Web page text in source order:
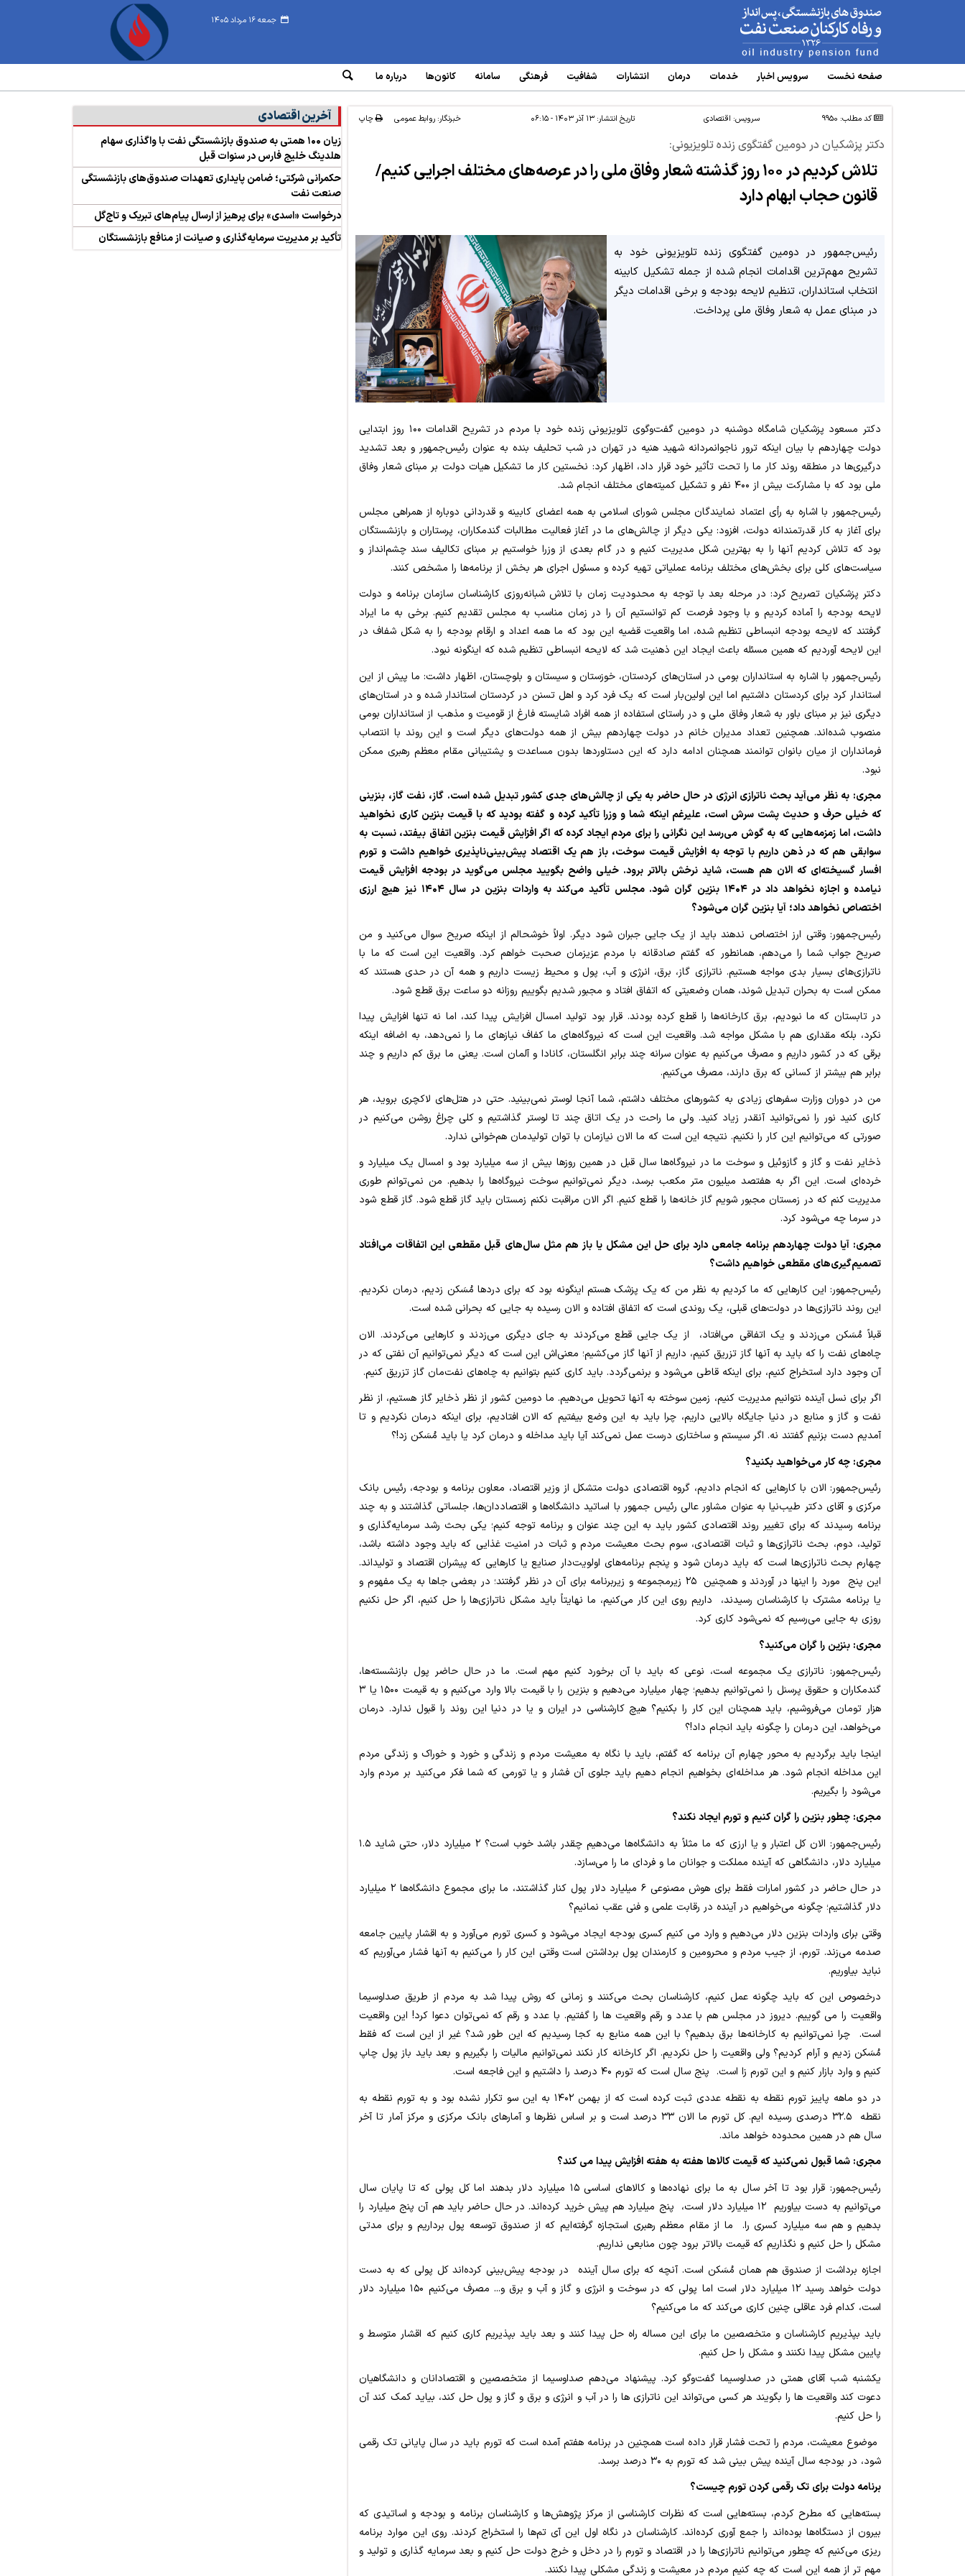
جمعه ۱۶ مرداد ۱۴۰۵ www.oipf.ir
صفحه نخست سرویس‌ اخبار خدمات درمان انتشارات شفافیت فرهنگی سامانه‌ کانون‌ها درباره ما
کد مطلب: 9950 سرویس: اقتصادی تاریخ انتشار:۱۳ آذر ۱۴۰۳ - ۰۶:۱۵ خبرنگار: روابط عمومی چاپ
دکتر پزشکیان در دومین گفتگوی زنده تلویزیونی:
تلاش کردیم در ۱۰۰ روز گذشته شعار وفاق ملی را در عرصه‌های مختلف اجرایی کنیم/
قانون حجاب ابهام دارد
رئیس‌جمهور در دومین گفتگوی زنده تلویزیونی خود به
تشریح مهم‌ترین اقدامات انجام شده از جمله تشکیل کابینه
انتخاب استانداران، تنظیم لایحه بودجه و برخی اقدامات دیگر
در مبنای عمل به شعار وفاق ملی پرداخت.
دکتر مسعود پزشکیان شامگاه دوشنبه در دومین گفت‌وگوی تلویزیونی زنده خود با مردم در تشریح اقدامات ۱۰۰ روز ابتدایی
دولت چهاردهم با بیان اینکه ترور ناجوانمردانه شهید هنیه در تهران در شب تحلیف بنده به عنوان رئیس‌جمهور و بعد تشدید
درگیری‌ها در منطقه روند کار ما را تحت تأثیر خود قرار داد، اظهار کرد: نخستین کار ما تشکیل هیات دولت بر مبنای شعار وفاق
ملی بود که با مشارکت بیش از ۴۰۰ نفر و تشکیل کمیته‌های مختلف انجام شد.
رئیس‌جمهور با اشاره به رأی اعتماد نمایندگان مجلس شورای اسلامی به همه اعضای کابینه و قدردانی دوباره از همراهی مجلس
برای آغاز به کار قدرتمندانه دولت، افزود: یکی دیگر از چالش‌های ما در آغاز فعالیت مطالبات گندمکاران، پرستاران و بازنشستگان
بود که تلاش کردیم آنها را به بهترین شکل مدیریت کنیم و در گام بعدی از وزرا خواستیم بر مبنای تکالیف سند چشم‌انداز و
سیاست‌های کلی برای بخش‌های مختلف برنامه عملیاتی تهیه کرده و مسئول اجرای هر بخش از برنامه‌ها را مشخص کنند.
دکتر پزشکیان تصریح کرد: در مرحله بعد با توجه به محدودیت زمان با تلاش شبانه‌روزی کارشناسان سازمان برنامه و دولت
لایحه بودجه را آماده کردیم و با وجود فرصت کم توانستیم آن را در زمان مناسب به مجلس تقدیم کنیم. برخی به ما ایراد
گرفتند که لایحه بودجه انبساطی تنظیم شده، اما واقعیت قضیه این بود که ما همه اعداد و ارقام بودجه را به شکل شفاف در
این لایحه آوردیم که همین مسئله باعث ایجاد این ذهنیت شد که لایحه انبساطی تنظیم شده که اینگونه نبود.
رئیس‌جمهور با اشاره به استانداران بومی در استان‌های کردستان، خوزستان و سیستان و بلوچستان، اظهار داشت: ما پیش از این
استاندار کرد برای کردستان داشتیم اما این اولین‌بار است که یک فرد کرد و اهل تسنن در کردستان استاندار شده و در استان‌های
دیگری نیز بر مبنای باور به شعار وفاق ملی و در راستای استفاده از همه افراد شایسته فارغ از قومیت و مذهب از استانداران بومی
منصوب شده‌اند. همچنین تعداد مدیران خانم در دولت چهاردهم بیش از همه دولت‌های دیگر است و این روند با انتصاب
فرمانداران از میان بانوان توانمند همچنان ادامه دارد که این دستاوردها بدون مساعدت و پشتیبانی مقام معظم رهبری ممکن
نبود.
مجری: به نظر می‌آید بحث ناترازی انرژی در حال حاضر به یکی از چالش‌های جدی کشور تبدیل شده است. گاز، نفت گاز، بنزینی
که خیلی حرف و حدیث پشت سرش است، علیرغم اینکه شما و وزرا تأکید کرده و گفته بودید که با قیمت بنزین کاری نخواهید
داشت، اما زمزمه‌هایی که به گوش می‌رسد این نگرانی را برای مردم ایجاد کرده که اگر افزایش قیمت بنزین اتفاق بیفتد، نسبت به
سوابقی هم که در ذهن داریم با توجه به افزایش قیمت سوخت، باز هم یک اقتصاد پیش‌بینی‌ناپذیری خواهیم داشت و تورم
افسار گسیخته‌ای که الان هم هست، شاید نرخش بالاتر برود. خیلی واضح بگویید مجلس می‌گوید در بودجه افزایش قیمت
نیامده و اجازه نخواهد داد در ۱۴۰۴ بنزین گران شود. مجلس تأکید می‌کند به واردات بنزین در سال ۱۴۰۴ نیز هیچ ارزی
اختصاص نخواهد داد؛ آیا بنزین گران می‌شود؟
رئیس‌جمهور: وقتی ارز اختصاص ندهند باید از یک جایی جبران شود دیگر. اولاً خوشحالم از اینکه صریح سوال می‌کنید و من
صریح جواب شما را می‌دهم، همانطور که گفتم صادقانه با مردم عزیزمان صحبت خواهم کرد. واقعیت این است که ما با
ناترازی‌های بسیار بدی مواجه هستیم. ناترازی گاز، برق، انرژی و آب، پول و محیط زیست داریم و همه آن در حدی هستند که
ممکن است به بحران تبدیل شوند، همان وضعیتی که اتفاق افتاد و مجبور شدیم بگوییم روزانه دو ساعت برق قطع شود.
در تابستان که ما نبودیم، برق کارخانه‌ها را قطع کرده بودند. قرار بود تولید امسال افزایش پیدا کند، اما نه تنها افزایش پیدا
نکرد، بلکه مقداری هم با مشکل مواجه شد. واقعیت این است که نیروگاه‌های ما کفاف نیازهای ما را نمی‌دهد، به اضافه اینکه
برقی که در کشور داریم و مصرف می‌کنیم به عنوان سرانه چند برابر انگلستان، کانادا و آلمان است. یعنی ما برق کم داریم و چند
برابر هم بیشتر از کسانی که برق دارند، مصرف می‌کنیم.
من در دوران وزارت سفرهای زیادی به کشورهای مختلف داشتم، شما آنجا لوستر نمی‌بینید. حتی در هتل‌های لاکچری بروید، هر
کاری کنید نور را نمی‌توانید آنقدر زیاد کنید. ولی ما راحت در یک اتاق چند تا لوستر گذاشتیم و کلی چراغ روشن می‌کنیم در
صورتی که می‌توانیم این کار را نکنیم. نتیجه این است که ما الان نیازمان با توان تولیدمان هم‌خوانی ندارد.
ذخایر نفت و گاز و گازوئیل و سوخت ما در نیروگاه‌ها سال قبل در همین روزها بیش از سه میلیارد بود و امسال یک میلیارد و
خرده‌ای است. این اگر به هفتصد میلیون متر مکعب برسد، دیگر نمی‌توانیم سوخت نیروگاه‌ها را بدهیم. من نمی‌توانم طوری
مدیریت کنم که در زمستان مجبور شویم گاز خانه‌ها را قطع کنیم. اگر الان مراقبت نکنم زمستان باید گاز قطع شود. گاز قطع شود
در سرما چه می‌شود کرد.
مجری: آیا دولت چهاردهم برنامه جامعی دارد برای حل این مشکل یا باز هم مثل سال‌های قبل مقطعی این اتفاقات می‌افتاد
تصمیم‌گیری‌های مقطعی خواهیم داشت؟
رئیس‌جمهور: این کارهایی که ما کردیم به نظر من که یک پزشک هستم اینگونه بود که برای دردها مُسَکن زدیم، درمان نکردیم.
این روند ناترازی‌ها در دولت‌های قبلی، یک روندی است که اتفاق افتاده و الان رسیده به جایی که بحرانی شده است.
قبلاً مُسَکن می‌زدند و یک اتفاقی می‌افتاد، از یک جایی قطع می‌کردند به جای دیگری می‌زدند و کارهایی می‌کردند. الان
چاه‌های نفت را که باید به آنها گاز تزریق کنیم، داریم از آنها گاز می‌کشیم؛ معنی‌اش این است که دیگر نمی‌توانیم آن نفتی که در
آن وجود دارد استخراج کنیم، برای اینکه قاطی می‌شود و برنمی‌گردد. باید کاری کنیم بتوانیم به چاه‌های نفت‌مان گاز تزریق کنیم.
اگر برای نسل آینده نتوانیم مدیریت کنیم، زمین سوخته به آنها تحویل می‌دهیم. ما دومین کشور از نظر ذخایر گاز هستیم، از نظر
نفت و گاز و منابع در دنیا جایگاه بالایی داریم، چرا باید به این وضع بیفتیم که الان افتادیم، برای اینکه درمان نکردیم و تا
آمدیم دست بزنیم گفتند نه. اگر سیستم و ساختاری درست عمل نمی‌کند آیا باید مداخله و درمان کرد یا باید مُسَکن زد!؟
مجری: چه کار می‌خواهید بکنید؟
رئیس‌جمهور: الان با کارهایی که انجام دادیم، گروه اقتصادی دولت متشکل از وزیر اقتصاد، معاون برنامه و بودجه، رئیس بانک
مرکزی و آقای دکتر طیب‌نیا به عنوان مشاور عالی رئیس جمهور با اساتید دانشگاه‌ها و اقتصاددان‌ها، جلساتی گذاشتند و به چند
برنامه رسیدند که برای تغییر روند اقتصادی کشور باید به این چند عنوان و برنامه توجه کنیم؛ یکی بحث رشد سرمایه‌گذاری و
تولید، دوم، بحث ناترازی‌ها و ثبات اقتصادی، سوم بحث معیشت مردم و ثبات در امنیت غذایی که باید وجود داشته باشد،
چهارم بحث ناترازی‌ها است که باید درمان شود و پنجم برنامه‌های اولویت‌دار صنایع یا کارهایی که پیشران اقتصاد و تولیداند.
این پنج مورد را اینها در آوردند و همچنین ۲۵ زیرمجموعه و زیربرنامه برای آن در نظر گرفتند؛ در بعضی جاها به یک مفهوم و
یا برنامه مشترک با کارشناسان رسیدند، داریم روی این کار می‌کنیم، ما نهایتاً باید مشکل ناترازی‌ها را حل کنیم، اگر حل نکنیم
روزی به جایی می‌رسیم که نمی‌شود کاری کرد.
مجری: بنزین را گران می‌کنید؟
رئیس‌جمهور: ناترازی یک مجموعه است، نوعی که باید با آن برخورد کنیم مهم است. ما در حال حاضر پول بازنشسته‌ها،
گندمکاران و حقوق پرسنل را نمی‌توانیم بدهیم؛ چهار میلیارد می‌دهیم و بنزین را با قیمت بالا وارد می‌کنیم و به قیمت ۱۵۰۰ یا ۳
هزار تومان می‌فروشیم، باید همچنان این کار را بکنیم؟ هیچ کارشناسی در ایران و یا در دنیا این روند را قبول ندارد. درمان
می‌خواهد، این درمان را چگونه باید انجام داد!؟
اینجا باید برگردیم به محور چهارم آن برنامه که گفتم، باید با نگاه به معیشت مردم و زندگی و خورد و خوراک و زندگی مردم
این مداخله انجام شود. هر مداخله‌ای بخواهیم انجام دهیم باید جلوی آن فشار و یا تورمی که شما فکر می‌کنید بر مردم وارد
می‌شود را بگیریم.
مجری: چطور بنزین را گران کنیم و تورم ایجاد نکند؟
رئیس‌جمهور: الان کل اعتبار و یا ارزی که ما مثلاً به دانشگاه‌ها می‌دهیم چقدر باشد خوب است؟ ۲ میلیارد دلار، حتی شاید ۱.۵
میلیارد دلار، دانشگاهی که آینده مملکت و جوانان ما و فردای ما را می‌سازد.
در حال حاضر در کشور امارات فقط برای هوش مصنوعی ۶ میلیارد دلار پول کنار گذاشتند، ما برای مجموع دانشگاه‌ها ۲ میلیارد
دلار گذاشتیم؛ چگونه می‌خواهیم در آینده در رقابت علمی و فنی عقب نمانیم؟
وقتی برای واردات بنزین دلار می‌دهیم و وارد می کنیم کسری بودجه ایجاد می‌شود و کسری تورم می‌آورد و به اقشار پایین جامعه
صدمه می‌زند. تورم، از جیب مردم و محرومین و کارمندان پول برداشتن است وقتی این کار را می‌کنیم به آنها فشار می‌آوریم که
نباید بیاوریم.
درخصوص این که باید چگونه عمل کنیم، کارشناسان بحث می‌کنند و زمانی که روش پیدا شد به مردم از طریق صداوسیما
واقعیت را می گوییم. دیروز در مجلس هم با عدد و رقم واقعیت ها را گفتیم. با عدد و رقم که نمی‌توان دعوا کرد! این واقعیت
است. چرا نمی‌توانیم به کارخانه‌ها برق بدهیم؟ با این همه منابع به کجا رسیدیم که این طور شد؟ غیر از این است که فقط
مُسَکن زدیم و آرام کردیم؟ ولی واقعیت را حل نکردیم. اگر کارخانه کار نکند نمی‌توانیم مالیات را بگیریم و بعد باید باز پول چاپ
کنیم و وارد بازار کنیم و این تورم زا است. پنج سال است که تورم ۴۰ درصد را داشتیم و این فاجعه است.
در دو ماهه پاییز تورم نقطه به نقطه عددی ثبت کرده است که از بهمن ۱۴۰۲ به این سو تکرار نشده بود و به تورم نقطه به
نقطه ۳۲.۵ درصدی رسیده ایم. کل تورم ما الان ۳۳ درصد است و بر اساس نظرها و آمارهای بانک مرکزی و مرکز آمار تا آخر
سال هم در همین محدوده خواهد ماند.
مجری: شما قبول نمی‌کنید که قیمت کالاها هفته به هفته افزایش پیدا می کند؟
رئیس‌جمهور: قرار بود تا آخر سال به ما برای نهاده‌ها و کالاهای اساسی ۱۵ میلیارد دلار بدهند اما کل پولی که تا پایان سال
می‌توانیم به دست بیاوریم ۱۲ میلیارد دلار است، پنج میلیارد هم پیش خرید کرده‌اند. در حال حاضر باید هم آن پنج میلیارد را
بدهیم و هم سه میلیارد کسری را. ما از مقام معظم رهبری استجازه گرفته‌ایم که از صندوق توسعه پول برداریم و برای مدتی
مشکل را حل کنیم و نگذاریم که قیمت بالاتر برود چون منابعی نداریم.
اجازه برداشت از صندوق هم همان مُسَکن است. آنچه که برای سال آینده در بودجه پیش‌بینی کرده‌اند کل پولی که به دست
دولت خواهد رسید ۱۲ میلیارد دلار است اما پولی که در سوخت و انرژی و گاز و آب و برق و... مصرف می‌کنیم ۱۵۰ میلیارد دلار
است، کدام فرد عاقلی چنین کاری می‌کند که ما می‌کنیم؟
باید بپذیریم کارشناسان و متخصصین ما برای این مساله راه حل پیدا کنند و بعد باید بپذیریم کاری کنیم که اقشار متوسط و
پایین مشکل پیدا نکنند و مشکل را حل کنیم.
یکشنبه شب آقای همتی در صداوسیما گفت‌وگو کرد. پیشنهاد می‌دهم صداوسیما از متخصصین و اقتصادانان و دانشگاهیان
دعوت کند واقعیت ها را بگویند هر کسی می‌تواند این ناترازی ها را در آب و انرژی و برق و گاز و پول حل کند، بیاید کمک کند آن
را حل کنیم.
موضوع معیشت، مردم را تحت فشار قرار داده است همچنین در برنامه هفتم آمده است که تورم باید در سال پایانی تک رقمی
شود، در بودجه سال آینده پیش بینی شد که تورم به ۳۰ درصد برسد.
برنامه دولت برای تک رقمی کردن تورم چیست؟
بسته‌هایی که مطرح کردم، بسته‌هایی است که نظرات کارشناسی از مرکز پژوهش‌ها و کارشناسان برنامه و بودجه و اساتیدی که
بیرون از دستگاه‌ها بوده‌اند را جمع آوری کرده‌اند. کارشناسان در نگاه اول این آی تم‌ها را استخراج کردند. روی این موارد برنامه
ریزی می‌کنیم که چطور می‌توانیم ناترازی‌ها را در اقتصاد و تورم را در دخل و خرج دولت حل کنیم و بعد سرمایه گذاری و تولید و
مهم تر از همه این است که چه کنیم مردم در معیشت و زندگی مشکلی پیدا نکنند.
آخرین اقتصادی
زیان ۱۰۰ همتی به صندوق بازنشستگی نفت با واگذاری سهام
هلدینگ خلیج فارس در سنوات قبل
حکمرانی شرکتی؛ ضامن پایداری تعهدات صندوق‌های بازنشستگی
صنعت نفت
درخواست «اسدی» برای پرهیز از ارسال پیام‌های تبریک و تاج‌گل
تأکید بر مدیریت سرمایه‌گذاری و صیانت از منافع بازنشستگان